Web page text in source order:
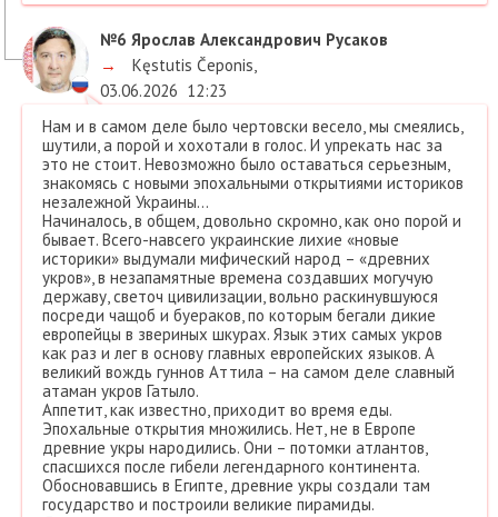
№6 Ярослав Александрович Русаков
→
Kęstutis Čeponis,
03.06.2026 12:23
Нам и в самом деле было чертовски весело, мы смеялись,
шутили, а порой и хохотали в голос. И упрекать нас за
это не стоит. Невозможно было оставаться серьезным,
знакомясь с новыми эпохальными открытиями историков
незалежной Украины…
Начиналось, в общем, довольно скромно, как оно порой и
бывает. Всего-навсего украинские лихие «новые
историки» выдумали мифический народ – «древних
укров», в незапамятные времена создавших могучую
державу, светоч цивилизации, вольно раскинувшуюся
посреди чащоб и буераков, по которым бегали дикие
европейцы в звериных шкурах. Язык этих самых укров
как раз и лег в основу главных европейских языков. А
великий вождь гуннов Аттила – на самом деле славный
атаман укров Гатыло.
Аппетит, как известно, приходит во время еды.
Эпохальные открытия множились. Нет, не в Европе
древние укры народились. Они – потомки атлантов,
спасшихся после гибели легендарного континента.
Обосновавшись в Египте, древние укры создали там
государство и построили великие пирамиды.